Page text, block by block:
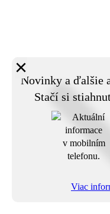
Novinky a ďalšie
Stačí si
×
Viac